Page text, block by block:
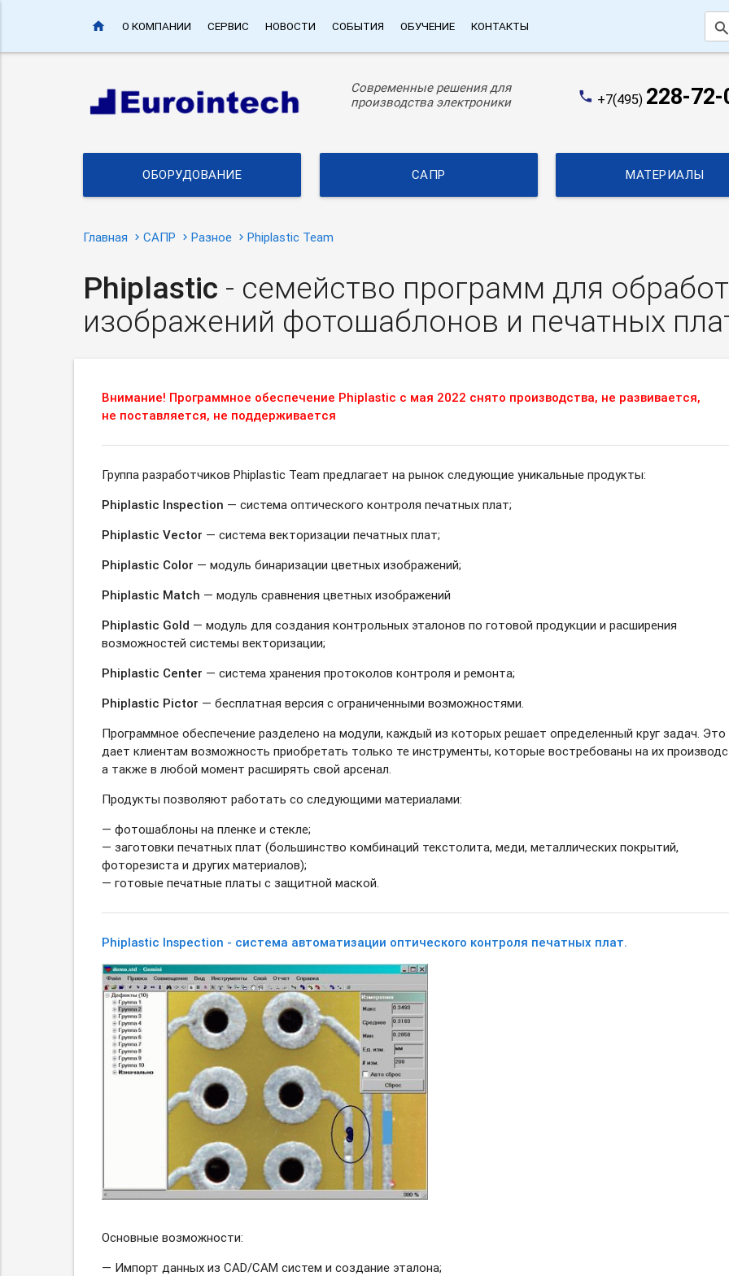
home О КОМПАНИИ СЕРВИС НОВОСТИ СОБЫТИЯ ОБУЧЕНИЕ КОНТАКТЫ
Современные решения для
производства электроники
phone +7(495) 228-72-
ОБОРУДОВАНИЕ САПР МАТЕРИАЛЫ
Главная САПР Разное Phiplastic Team
Phiplastic - семейство программ для
изображений фотошаблонов и печатных
Внимание! Программное обеспечение Phiplastic с мая 2022 снято производства, не развивается,
не поставляется, не поддерживается
Группа разработчиков Phiplastic Team предлагает на рынок следующие уникальные продукты:
Phiplastic Inspection — система оптического контроля печатных плат;
Phiplastic Vector — система векторизации печатных плат;
Phiplastic Color — модуль бинаризации цветных изображений;
Phiplastic Match — модуль сравнения цветных изображений
Phiplastic Gold — модуль для создания контрольных эталонов по готовой продукции и расширения
возможностей системы векторизации;
Phiplastic Center — система хранения протоколов контроля и ремонта;
Phiplastic Pictor — бесплатная версия с ограниченными возможностями.
Программное обеспечение разделено на модули, каждый из которых решает определенный круг задач. Это
дает клиентам возможность приобретать только те инструменты, которые востребованы на их
а также в любой момент расширять свой арсенал.
Продукты позволяют работать со следующими материалами:
— фотошаблоны на пленке и стекле;
— заготовки печатных плат (большинство комбинаций текстолита, меди, металлических покрытий,
фоторезиста и других материалов);
— готовые печатные платы с защитной маской.
Phiplastic Inspection - система автоматизации оптического контроля печатных плат.
Основные возможности:
— Импорт данных из CAD/CAM систем и создание эталона;